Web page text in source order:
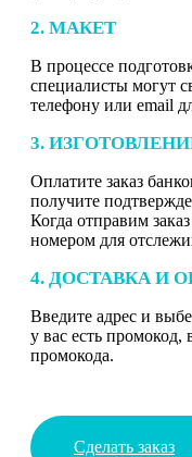
2. МАКЕТ
В процессе
специалисты могут
телефону или email
3.
Оплатите заказ
получите
Когда отправим
номером для
4. ДОСТАВКА И
Введите адрес и
у вас есть промокод,
промокода.
Сделать заказ